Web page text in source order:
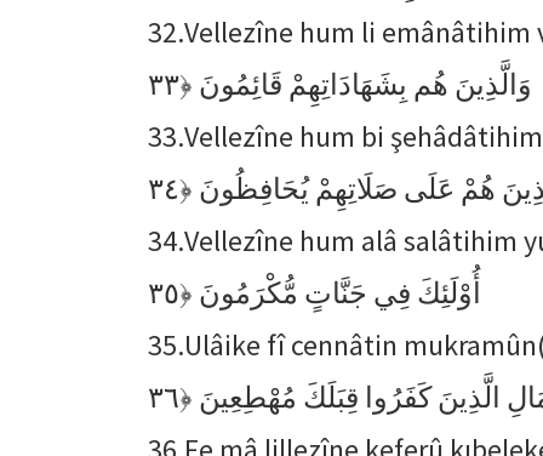
32.Vellezîne hum li emânâtihim
وَالَّذِينَ هُم بِشَهَادَاتِهِمْ قَائِمُونَ ﴿٣٣
33.Vellezîne hum bi
هُمْ عَلَى صَلَاتِهِمْ يُحَافِظُونَ ﴿٣٤
34.Vellezîne hum alâ salâtihim
أُوْلَئِكَ فِي جَنَّاتٍ مُّكْرَمُونَ ﴿٣٥
35.Ulâike fî cennâtin
الَّذِينَ كَفَرُوا قِبَلَكَ مُهْطِعِينَ ﴿٣٦